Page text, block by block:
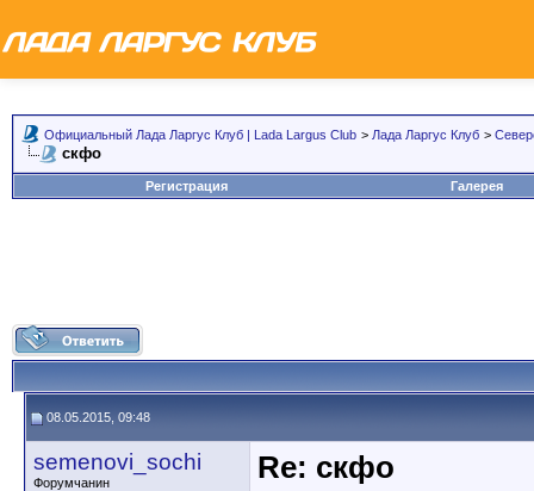
Официальный Лада Ларгус Клуб | Lada Largus Club > Лада Ларгус Клуб >
скфо
Регистрация Галерея
08.05.2015, 09:48
semenovi_sochi
Форумчанин
Re: скфо